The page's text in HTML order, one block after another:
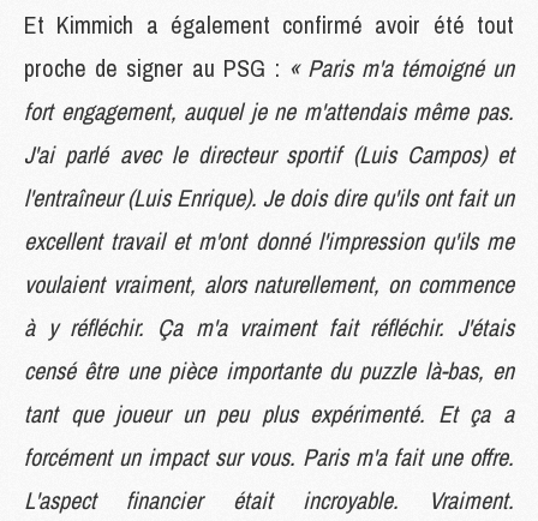
Et Kimmich a également confirmé avoir été tout
proche de signer au PSG : « Paris m'a témoigné un
fort engagement, auquel je ne m'attendais même pas.
J'ai parlé avec le directeur sportif (Luis Campos) et
l'entraîneur (Luis Enrique). Je dois dire qu'ils ont fait un
excellent travail et m'ont donné l'impression qu'ils me
voulaient vraiment, alors naturellement, on commence
à y réfléchir. Ça m'a vraiment fait réfléchir. J'étais
censé être une pièce importante du puzzle là-bas, en
tant que joueur un peu plus expérimenté. Et ça a
forcément un impact sur vous. Paris m'a fait une offre.
L'aspect financier était incroyable. Vraiment.